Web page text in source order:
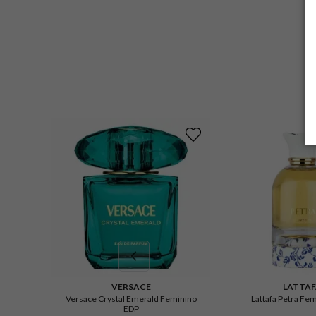
VERSACE
Versace Crystal Emerald Feminino
EDP
Lattafa Petra